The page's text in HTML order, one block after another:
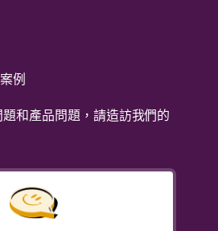
例
和產品問題，請造訪我們的